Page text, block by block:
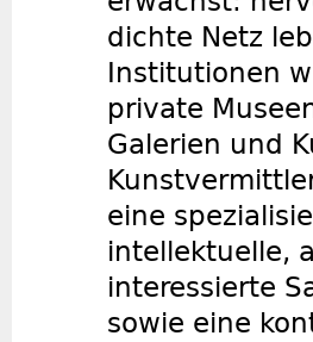
dichte Netz
Institutionen
private
Galerien und
eine
intellektuelle,
interessierte
sowie eine